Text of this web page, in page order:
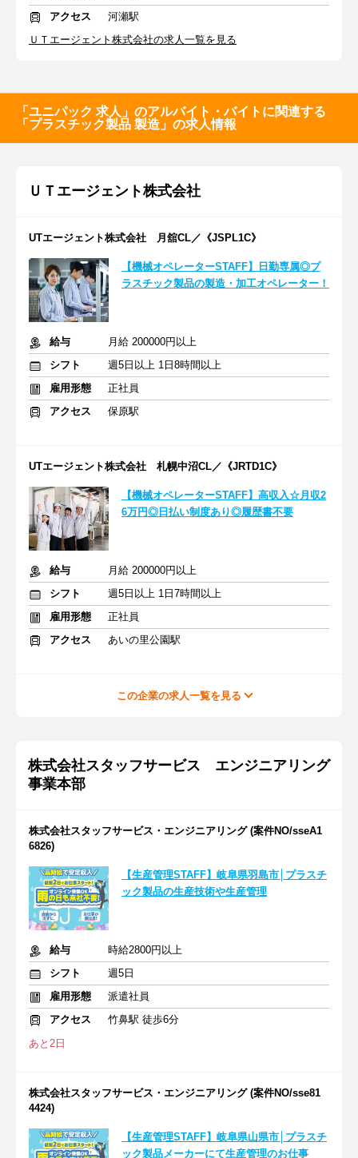
アクセス
河瀬駅
ＵＴエージェント株式会社の求人一覧を見る
「ユニパック 求人」のアルバイト・バイトに関連する
「プラスチック製品 製造」の求人情報
ＵＴエージェント株式会社
UTエージェント株式会社 月舘CL／《JSPL1C》
【機械オペレーターSTAFF】日勤専属◎プ
ラスチック製品の製造・加工オペレーター！
給与
月給 200000円以上
シフト
週5日以上 1日8時間以上
雇用形態
正社員
アクセス
保原駅
UTエージェント株式会社 札幌中沼CL／《JRTD1C》
【機械オペレーターSTAFF】高収入☆月収2
6万円◎日払い制度あり◎履歴書不要
給与
月給 200000円以上
シフト
週5日以上 1日7時間以上
雇用形態
正社員
アクセス
あいの里公園駅
この企業の求人一覧を見る
株式会社スタッフサービス エンジニアリング
事業本部
株式会社スタッフサービス・エンジニアリング (案件NO/sseA1
6826)
【生産管理STAFF】岐阜県羽島市│プラスチ
ック製品の生産技術や生産管理
給与
時給2800円以上
シフト
週5日
雇用形態
派遣社員
アクセス
竹鼻駅 徒歩6分
あと2日
株式会社スタッフサービス・エンジニアリング (案件NO/sse81
4424)
【生産管理STAFF】岐阜県山県市│プラスチ
ック製品メーカーにて生産管理のお仕事